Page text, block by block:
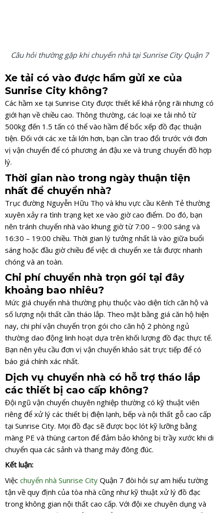
Câu hỏi thường gặp khi chuyển nhà tại Sunrise City Quận 7
Xe tải có vào được hầm gửi xe của
Sunrise City không?
Các hầm xe tại Sunrise City được thiết kế khá rộng rãi nhưng có
giới hạn về chiều cao. Thông thường, các loại xe tải nhỏ từ
500kg đến 1.5 tấn có thể vào hầm để bốc xếp đồ đạc thuận
tiện. Đối với các xe tải lớn hơn, bạn cần trao đổi trước với đơn
vị vận chuyển để có phương án đậu xe và trung chuyển đồ hợp
lý.
Thời gian nào trong ngày thuận tiện
nhất để chuyển nhà?
Trục đường Nguyễn Hữu Thọ và khu vực cầu Kênh Tẻ thường
xuyên xảy ra tình trạng kẹt xe vào giờ cao điểm. Do đó, bạn
nên tránh chuyển nhà vào khung giờ từ 7:00 – 9:00 sáng và
16:30 – 19:00 chiều. Thời gian lý tưởng nhất là vào giữa buổi
sáng hoặc đầu giờ chiều để việc di chuyển xe tải được nhanh
chóng và an toàn.
Chi phí chuyển nhà trọn gói tại đây
khoảng bao nhiêu?
Mức giá chuyển nhà thường phụ thuộc vào diện tích căn hộ và
số lượng nội thất cần tháo lắp. Theo mặt bằng giá căn hộ hiện
nay, chi phí vận chuyển trọn gói cho căn hộ 2 phòng ngủ
thường dao động linh hoạt dựa trên khối lượng đồ đạc thực tế.
Bạn nên yêu cầu đơn vị vận chuyển khảo sát trực tiếp để có
báo giá chính xác nhất.
Dịch vụ chuyển nhà có hỗ trợ tháo lắp
các thiết bị cao cấp không?
Đội ngũ vận chuyển chuyên nghiệp thường có kỹ thuật viên
riêng để xử lý các thiết bị điện lạnh, bếp và nội thất gỗ cao cấp
tại Sunrise City. Mọi đồ đạc sẽ được bọc lót kỹ lưỡng bằng
màng PE và thùng carton để đảm bảo không bị trầy xước khi di
chuyển qua các sảnh và thang máy đông đúc.
Kết luận:
Việc chuyển nhà Sunrise City Quận 7 đòi hỏi sự am hiểu tường
tận về quy định của tòa nhà cũng như kỹ thuật xử lý đồ đạc
trong không gian nội thất cao cấp. Với đội xe chuyên dụng và